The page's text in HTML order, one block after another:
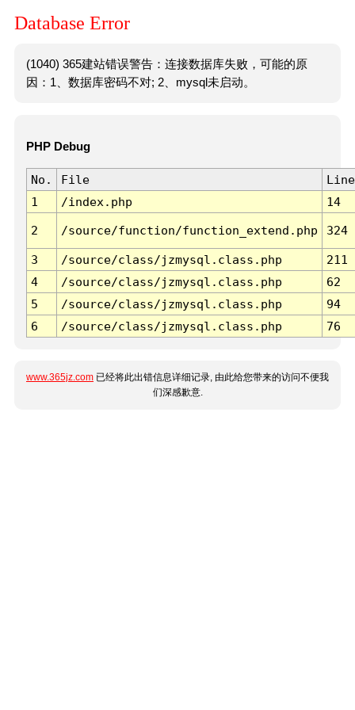
Database Error
(1040) 365建站错误警告：连接数据库失败，可能的原
因：1、数据库密码不对; 2、mysql未启动。
PHP Debug
No. File
Line
1
/index.php 14
2 /source/function/function_extend.php 324
3 /source/class/jzmysql.class.php
211
4
/source/class/jzmysql.class.php
62
5
/source/class/jzmysql.class.php
94
6
/source/class/jzmysql.class.php 76
www.365jz.com 已经将此出错信息详细记录, 由此给您带来的访问不便我
们深感歉意.